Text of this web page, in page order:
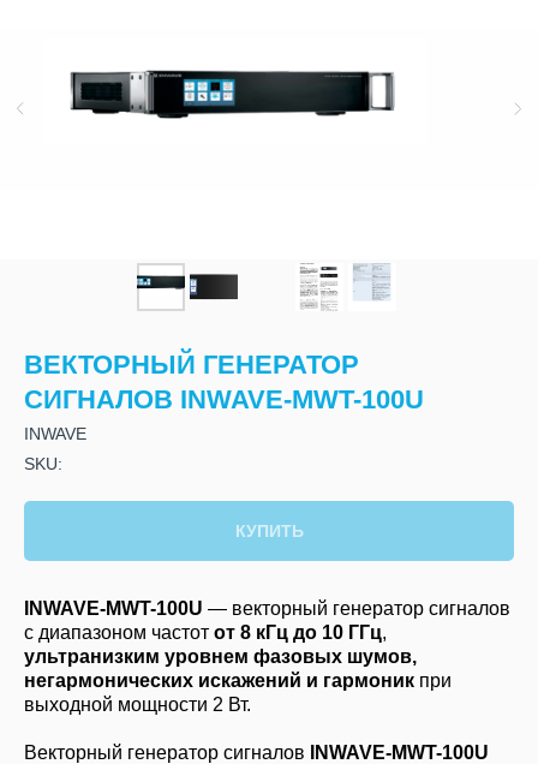
ВЕКТОРНЫЙ ГЕНЕРАТОР
СИГНАЛОВ INWAVE-MWT-100U
INWAVE
SKU:
КУПИТЬ
INWAVE-MWT-100U — векторный генератор сигналов
с диапазоном частот от 8 кГц до 10 ГГц,
ультранизким уровнем фазовых шумов,
негармонических искажений и гармоник при
выходной мощности 2 Вт.
Векторный генератор сигналов INWAVE-MWT-100U